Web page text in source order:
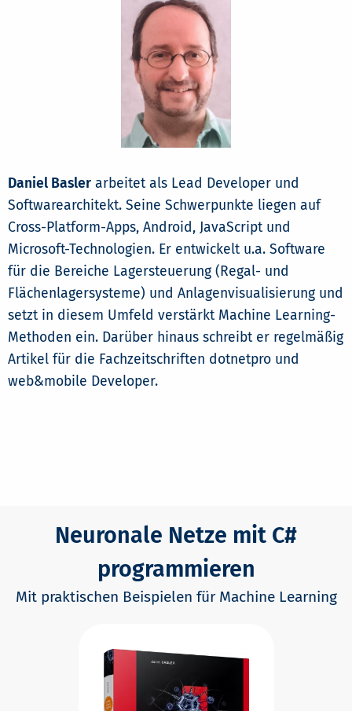
Daniel Basler arbeitet als Lead Developer und
Softwarearchitekt. Seine Schwerpunkte liegen auf
Cross-Platform-Apps, Android, JavaScript und
Microsoft-Technologien. Er entwickelt u.a. Software
für die Bereiche Lagersteuerung (Regal- und
Flächenlagersysteme) und Anlagenvisualisierung und
setzt in diesem Umfeld verstärkt Machine Learning-
Methoden ein. Darüber hinaus schreibt er regelmäßig
Artikel für die Fachzeitschriften dotnetpro und
web&mobile Developer.
Neuronale Netze mit C#
programmieren
Mit praktischen Beispielen für Machine Learning